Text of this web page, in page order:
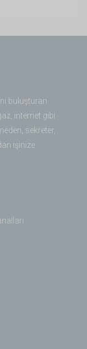
buluşturan
internet gibi
sekreter,
işinize